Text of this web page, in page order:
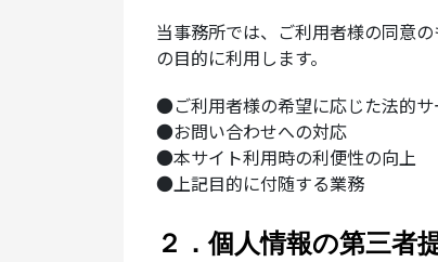
当事務所では、ご利用者様の同意
の目的に利用します。
●ご利用者様の希望に応じた法的
●お問い合わせへの対応
●本サイト利用時の利便性の向上
●上記目的に付随する業務
２．個人情報の第三者